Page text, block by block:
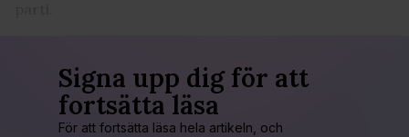
Signa upp dig för att
fortsätta läsa
För att fortsätta läsa hela artikeln, och